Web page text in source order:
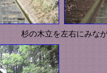
杉の木立を左右にみな